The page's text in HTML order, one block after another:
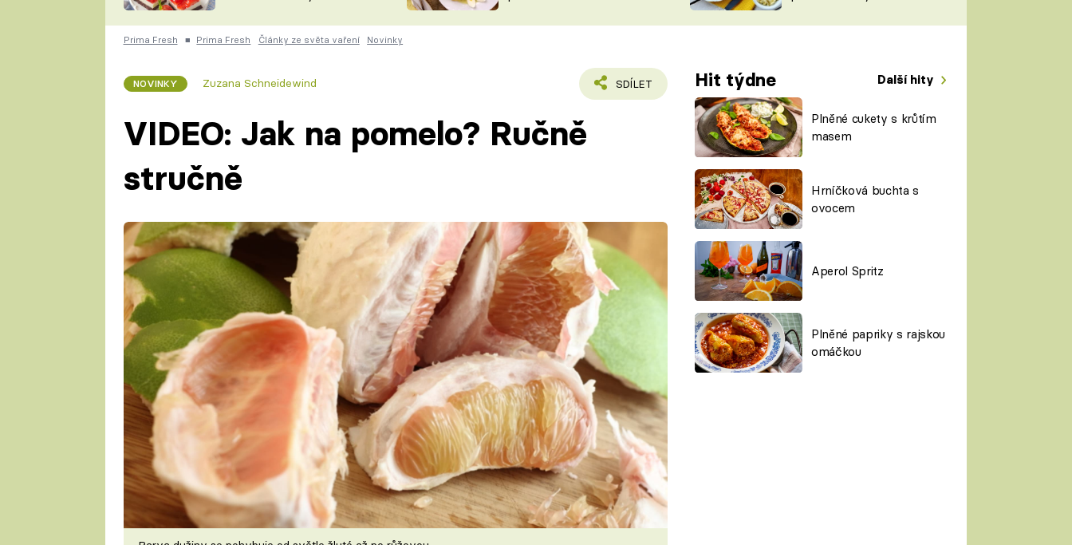
ČESKO NA TALÍŘI
KUCHAŘKA
VYCHYTÁVKY
ŠÉFREDAKTORKY
ČASOPIS
Prima Fresh ■ Prima Fresh Články ze světa vaření Novinky
NOVINKY Zuzana Schneidewind SDÍLET Hit týdne Další hity
Plněné cukety s krůtím
masem
Hrníčková buchta s
ovocem
Aperol Spritz
Plněné papriky s rajskou
omáčkou
VIDEO: Jak na pomelo? Ručně
stručně